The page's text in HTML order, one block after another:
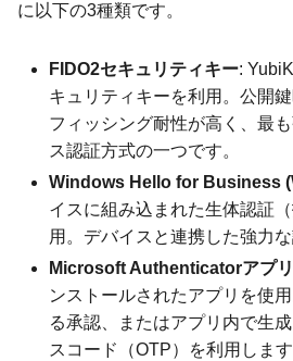
に以下の3種類です。
FIDO2セキュリティキー:
キュリティキーを利用。公開
フィッシング耐性が高く、最
ス認証方式の一つです。
Windows Hello for Business
イスに組み込まれた生体認証
用。デバイスと連携した強力
Microsoft Authenticatorアプリ
ンストールされたアプリを使
る承認、またはアプリ内で生
スコード（OTP）を利用します